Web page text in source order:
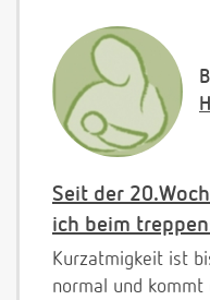
Seit der
ich beim
Kurzatmigkeit ist
normal und kommt